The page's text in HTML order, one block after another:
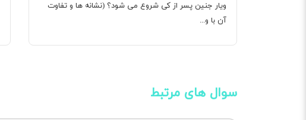
ویار جنین پسر از کی شروع می شود؟ (نشانه ها و تفاوت
آن با و...
سوال های مرتبط